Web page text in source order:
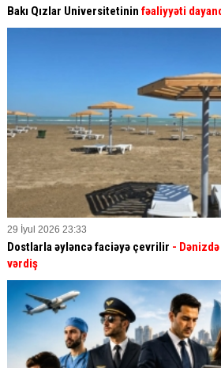
Bakı Qızlar Universitetinin fəaliyyəti
29 İyul 2026 23:33
Dostlarla əyləncə faciəyə çevrilir -
vərdiş